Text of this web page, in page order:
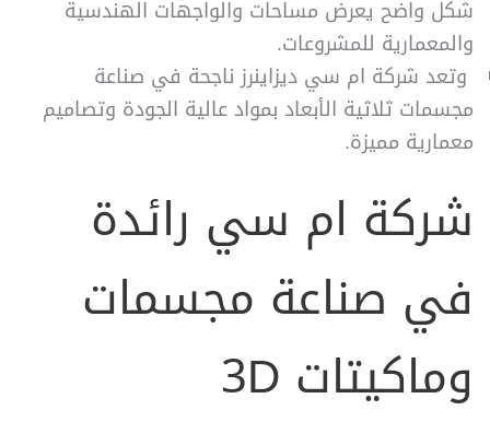
شكل واضح يعرض مساحات والواجهات الهندسية
والمعمارية للمشروعات.
وتعد شركة ام سي ديزاينرز ناجحة في صناعة
مجسمات ثلاثية الأبعاد بمواد عالية الجودة وتصاميم
معمارية مميزة.
شركة ام سي رائدة
في صناعة مجسمات
وماكيتات 3D